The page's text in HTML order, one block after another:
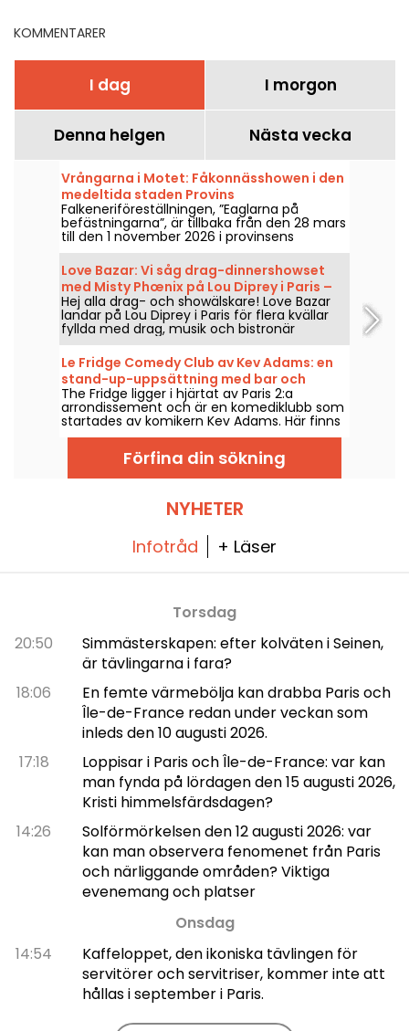
KOMMENTARER
I dag I morgon
Denna helgen Nästa vecka
Vrångarna i Motet: Fåkonnässhowen i den
medeltida staden Provins
Falkeneriföreställningen, ”Eaglarna på
befästningarna”, är tillbaka från den 28 mars
till den 1 november 2026 i provinsens
stadsmurar. Upplev häpnadsväckande
rovfåglar i full harmoni med hästarna.
Love Bazar: Vi såg drag-dinnershowset
med Misty Phœnix på Lou Diprey i Paris –
våra intryck
Hej alla drag- och showälskare! Love Bazar
landar på Lou Diprey i Paris för flera kvällar
fyllda med drag, musik och bistronär
middag. Under showen codejar Misty
Phœnix, Azémylia och Jenny From The
Blocnote, den 22, 23, 28 och 29 januari, samt
den 20, 21, 25 och 26 februari — och från och
med mars 2026 varje torsdag och fredag
kväll. En helt ny typ av show i ett intuitivt,
scenlöst format som syftar till att skapa en
nära kontakt mellan artister och publik. Vi
var där och kan berätta allt!
Le Fridge Comedy Club av Kev Adams: en
stand-up-uppsättning med bar och
restaurang i Paris, vår åsikt
The Fridge ligger i hjärtat av Paris 2:a
arrondissement och är en komediklubb som
startades av komikern Kev Adams. Här finns
en stand-up-scen där nuvarande och
framtida talanger delar scenen, samt en bar
med kreativa cocktails och en restaurang.
Förfina din sökning
NYHETER
Infotråd + Läser
Torsdag
20:50
Simmästerskapen: efter kolväten i Seinen,
är tävlingarna i fara?
18:06
En femte värmebölja kan drabba Paris och
Île-de-France redan under veckan som
inleds den 10 augusti 2026.
17:18
Loppisar i Paris och Île-de-France: var kan
man fynda på lördagen den 15 augusti 2026,
Kristi himmelsfärdsdagen?
14:26
Solförmörkelsen den 12 augusti 2026: var
kan man observera fenomenet från Paris
och närliggande områden? Viktiga
evenemang och platser
Onsdag
14:54
Kaffeloppet, den ikoniska tävlingen för
servitörer och servitriser, kommer inte att
hållas i september i Paris.